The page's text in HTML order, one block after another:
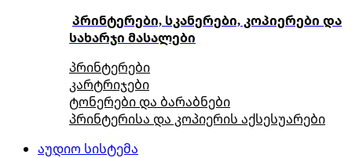
პრინტერები, სკანერები, კოპიერები და
სახარჯი მასალები
პრინტერები
კარტრიჯები
ტონერები და ბარაბნები
პრინტერისა და კოპიერის აქსესუარები
აუდიო სისტემა